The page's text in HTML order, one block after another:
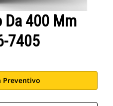
Da 400 Mm
7405
Preventivo